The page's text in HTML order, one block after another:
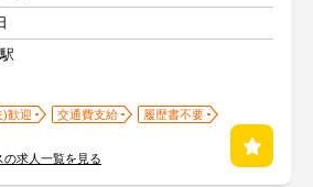
)歓迎 交通費支給
履歴書不要
求人一覧を見る